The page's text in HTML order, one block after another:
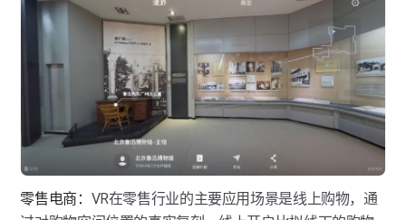
零售电商： VR在零售⾏业的主要应用场景是线上购物，通